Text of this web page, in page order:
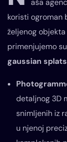
aša
koristi ogroman
željenog
primenjujemo su
gaussian
detaljnog 3D
snimljenih iz
u njenoj